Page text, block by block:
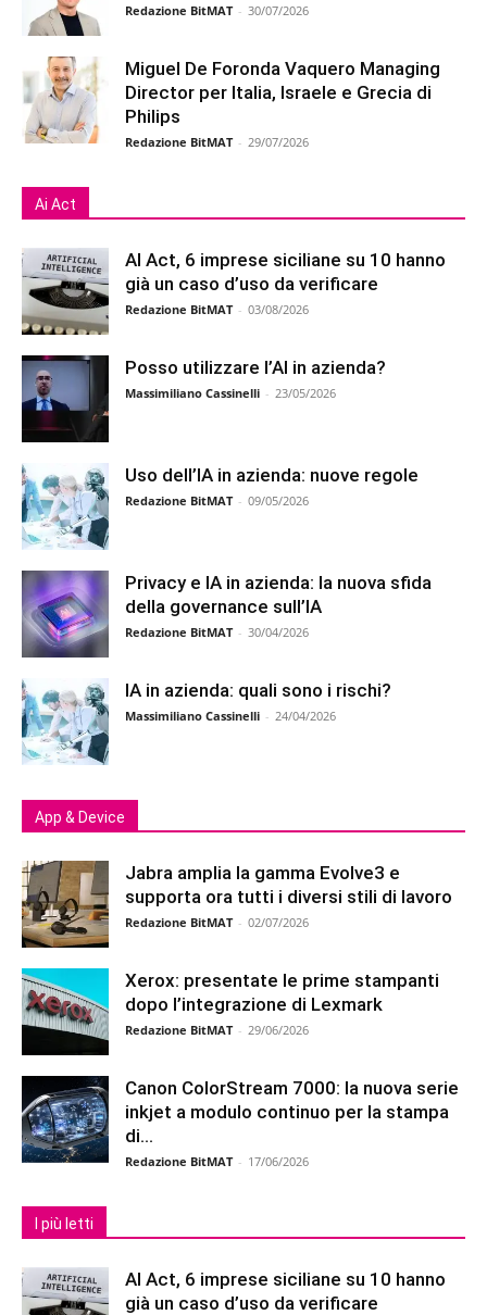
Redazione BitMAT - 30/07/2026
Miguel De Foronda Vaquero Managing
Director per Italia, Israele e Grecia di
Philips
Redazione BitMAT - 29/07/2026
Ai Act
AI Act, 6 imprese siciliane su 10 hanno
già un caso d’uso da verificare
Redazione BitMAT - 03/08/2026
Posso utilizzare l’AI in azienda?
Massimiliano Cassinelli - 23/05/2026
Uso dell’IA in azienda: nuove regole
Redazione BitMAT - 09/05/2026
Privacy e IA in azienda: la nuova sfida
della governance sull’IA
Redazione BitMAT - 30/04/2026
IA in azienda: quali sono i rischi?
Massimiliano Cassinelli - 24/04/2026
App & Device
Jabra amplia la gamma Evolve3 e
supporta ora tutti i diversi stili di lavoro
Redazione BitMAT - 02/07/2026
Xerox: presentate le prime stampanti
dopo l’integrazione di Lexmark
Redazione BitMAT - 29/06/2026
Canon ColorStream 7000: la nuova serie
inkjet a modulo continuo per la stampa
di...
Redazione BitMAT - 17/06/2026
I più letti
AI Act, 6 imprese siciliane su 10 hanno
già un caso d’uso da verificare